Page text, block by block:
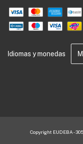
Idiomas y monedas
Copyright EUDEBA -